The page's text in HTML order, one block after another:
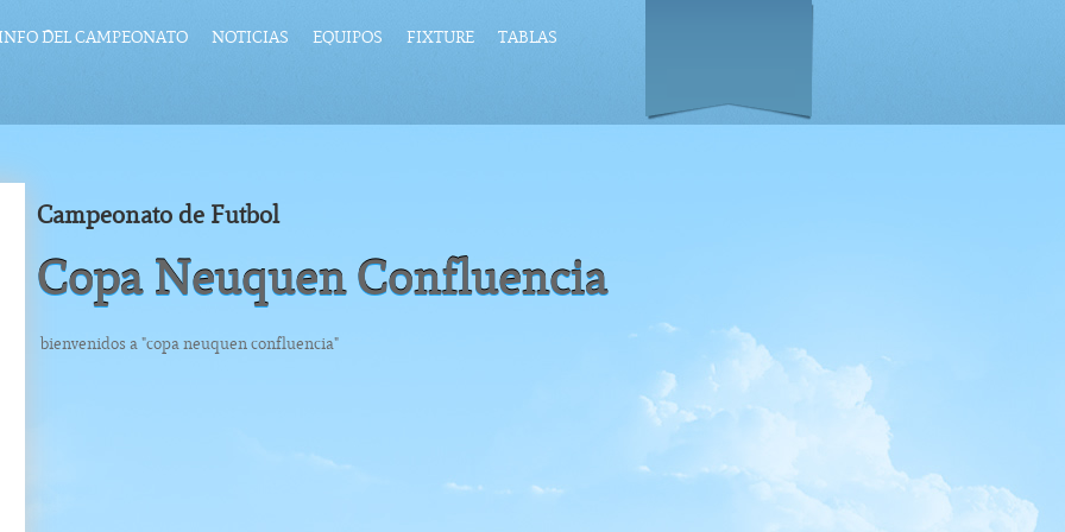
DEL CAMPEONATO NOTICIAS EQUIPOS FIXTURE TABLAS
Campeonato de Futbol
Copa Neuquen Confluencia
bienvenidos a "copa neuquen confluencia"